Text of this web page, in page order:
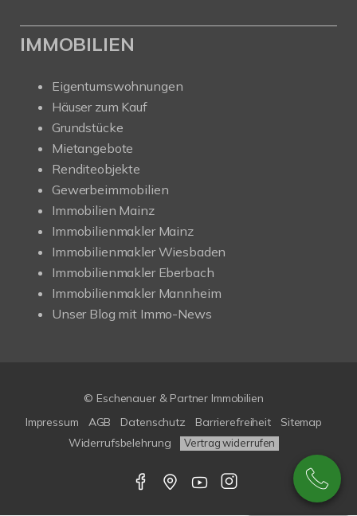
IMMOBILIEN
Eigentumswohnungen
Häuser zum Kauf
Grundstücke
Mietangebote
Renditeobjekte
Gewerbeimmobilien
Immobilien Mainz
Immobilienmakler Mainz
Immobilienmakler Wiesbaden
Immobilienmakler Eberbach
Immobilienmakler Mannheim
Unser Blog mit Immo-News
© Eschenauer & Partner Immobilien
Impressum
AGB Datenschutz Barrierefreiheit
Sitemap
Widerrufsbelehrung
Vertrag widerrufen